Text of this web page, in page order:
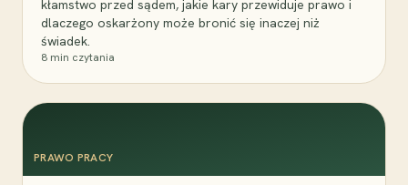
kłamstwo przed sądem, jakie kary przewiduje prawo i
dlaczego oskarżony może bronić się inaczej niż
świadek.
8 min czytania
PRAWO PRACY